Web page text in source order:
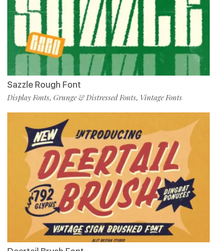
Sazzle Rough Font
Display Fonts, Grunge & Distressed Fonts, Vintage Fonts